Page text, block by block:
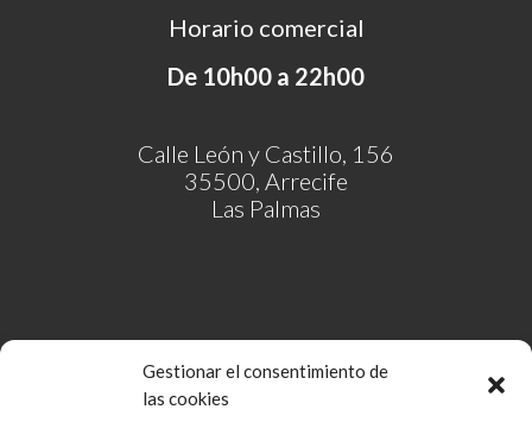
Gestionar el consentimiento de
las cookies
Horario comercial
De 10h00 a 22h00
Calle León y Castillo, 156
35500, Arrecife
Las Palmas